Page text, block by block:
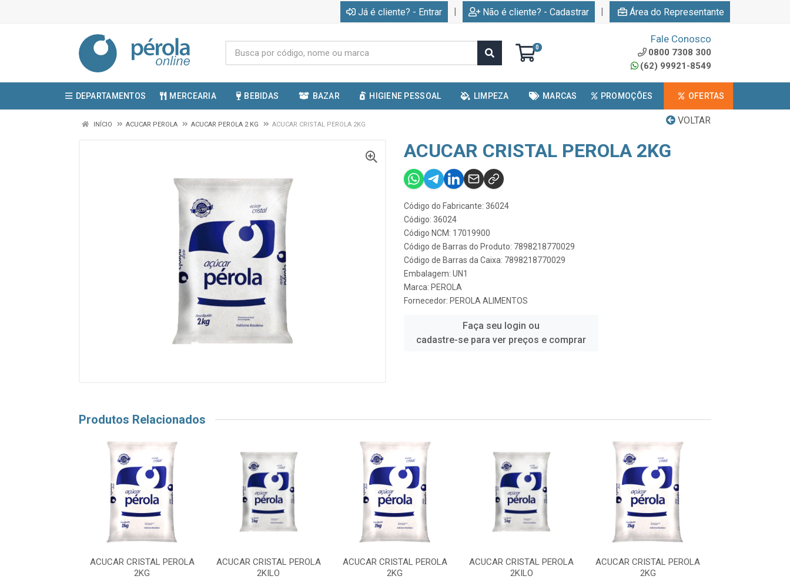
Já é cliente? - Entrar | Não é cliente? - Cadastrar | Área do Representante
0
Fale Conosco
0800 7308 300
(62) 99921-8549
DEPARTAMENTOS MERCEARIA BEBIDAS BAZAR HIGIENE PESSOAL LIMPEZA MARCAS PROMOÇÕES OFERTAS
VOLTAR
INÍCIO ACUCAR PEROLA ACUCAR PEROLA 2 KG ACUCAR CRISTAL PEROLA 2KG
ACUCAR CRISTAL PEROLA 2KG
Código do Fabricante: 36024
Código: 36024
Código NCM: 17019900
Código de Barras do Produto: 7898218770029
Código de Barras da Caixa: 7898218770029
Embalagem: UN1
Marca: PEROLA
Fornecedor: PEROLA ALIMENTOS
Faça seu login ou
cadastre-se para ver preços e comprar
Produtos Relacionados
ACUCAR CRISTAL PEROLA
2KG
ACUCAR CRISTAL PEROLA
2KILO
ACUCAR CRISTAL PEROLA
2KG
ACUCAR CRISTAL PEROLA
2KILO
ACUCAR CRISTAL PEROLA
2KG